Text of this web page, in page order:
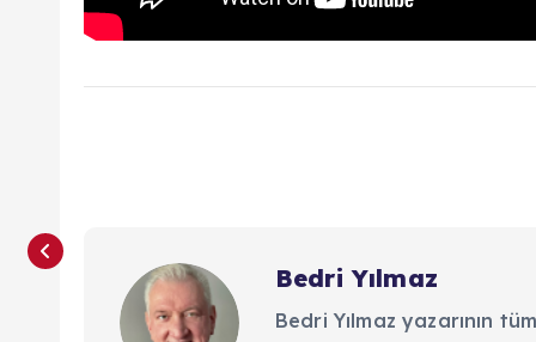
Bedri Yılmaz
Bedri Yılmaz yazarının